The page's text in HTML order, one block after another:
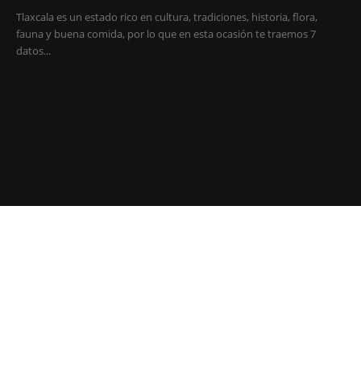
Tlaxcala es un estado rico en cultura, tradiciones, historia, flora,
fauna y buena comida, por lo que en esta ocasión te traemos 7
datos...